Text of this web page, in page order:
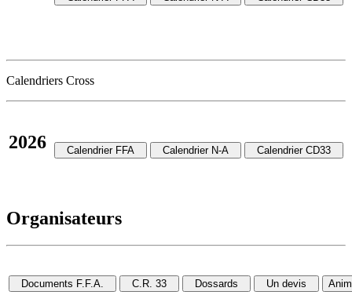
Calendriers Cross
2026
Organisateurs